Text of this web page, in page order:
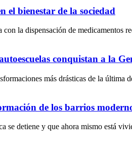
el bienestar de la sociedad
la dispensación de
conquistan a la
más drásticas de la
de los barrios
se detiene y que ahora mismo está